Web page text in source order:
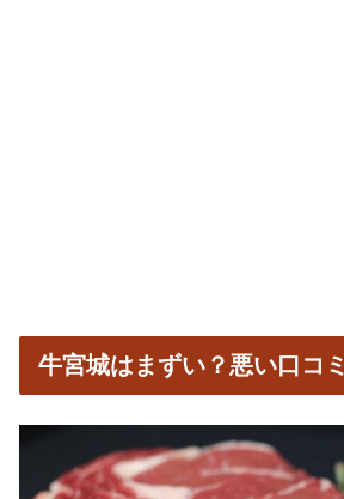
牛宮城はまずい？悪い口コミ